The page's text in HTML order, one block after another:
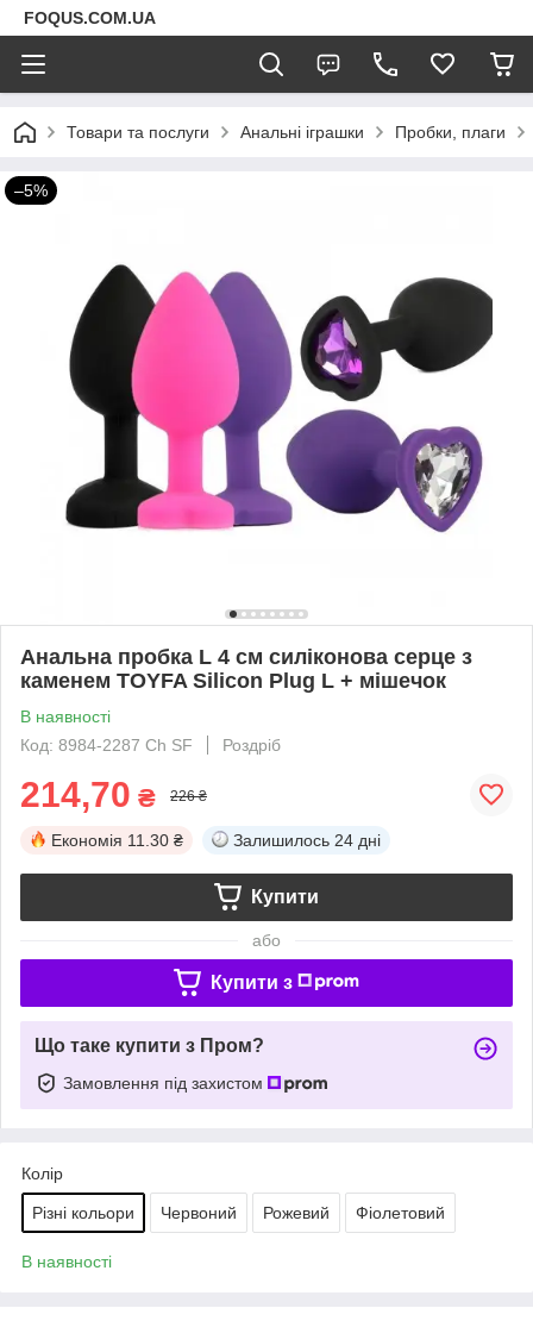
FOQUS.COM.UA
Товари та послуги Анальні іграшки Пробки, плаги
–5%
Анальна пробка L 4 см силіконова серце з
каменем TOYFA Silicon Plug L + мішечок
В наявності
Код: 8984-2287 Ch SF
Роздріб
214,70 ₴ 226 ₴
Економія 11.30 ₴ Залишилось 24 дні
Купити
або
Купити з
Що таке купити з Пром?
Замовлення під захистом
Колір
Різні кольори Червоний Рожевий Фіолетовий
В наявності